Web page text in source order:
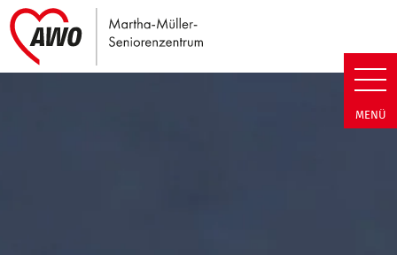
Martha-Müller-
MENÜ